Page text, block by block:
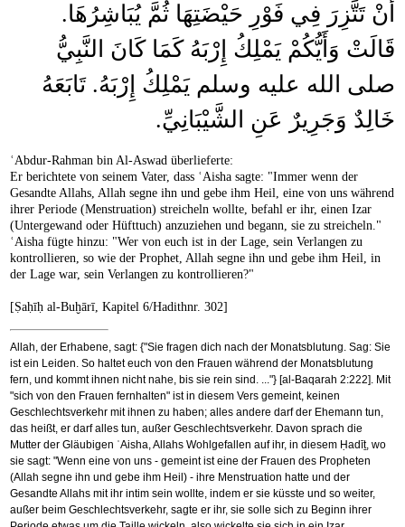
أَنْ تَتَّزِرَ فِي فَوْرِ حَيْضَتِهَا ثُمَّ يُبَاشِرُهَا‏.‏
قَالَتْ وَأَيُّكُمْ يَمْلِكُ إِرْبَهُ كَمَا كَانَ النَّبِيُّ
صلى الله عليه وسلم يَمْلِكُ إِرْبَهُ‏.‏ تَابَعَهُ
خَالِدٌ وَجَرِيرٌ عَنِ الشَّيْبَانِيِّ‏.‏
ʿAbdur-Rahman bin Al-Aswad überlieferte:
Er berichtete von seinem Vater, dass ʿAisha sagte: "Immer wenn der
Gesandte Allahs, Allah segne ihn und gebe ihm Heil, eine von uns während
ihrer Periode (Menstruation) streicheln wollte, befahl er ihr, einen Izar
(Untergewand oder Hüfttuch) anzuziehen und begann, sie zu streicheln."
ʿAisha fügte hinzu: "Wer von euch ist in der Lage, sein Verlangen zu
kontrollieren, so wie der Prophet, Allah segne ihn und gebe ihm Heil, in
der Lage war, sein Verlangen zu kontrollieren?"
[Ṣaḥīḥ al-Buḫārī, Kapitel 6/Hadithnr. 302]
Allah, der Erhabene, sagt: {"Sie fragen dich nach der Monatsblutung. Sag: Sie
ist ein Leiden. So haltet euch von den Frauen während der Monatsblutung
fern, und kommt ihnen nicht nahe, bis sie rein sind. ..."} [al-Baqarah 2:222]. Mit
"sich von den Frauen fernhalten" ist in diesem Vers gemeint, keinen
Geschlechtsverkehr mit ihnen zu haben; alles andere darf der Ehemann tun,
das heißt, er darf alles tun, außer Geschlechtsverkehr. Davon sprach die
Mutter der Gläubigen ʿAisha, Allahs Wohlgefallen auf ihr, in diesem Ḥadīṯ, wo
sie sagt: "Wenn eine von uns - gemeint ist eine der Frauen des Propheten
(Allah segne ihn und gebe ihm Heil) - ihre Menstruation hatte und der
Gesandte Allahs mit ihr intim sein wollte, indem er sie küsste und so weiter,
außer beim Geschlechtsverkehr, sagte er ihr, sie solle sich zu Beginn ihrer